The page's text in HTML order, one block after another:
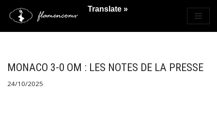
Saltar
MONACO 3-0 OM : LES NOTES DE LA PRESSE
24/10/2025
Translate »